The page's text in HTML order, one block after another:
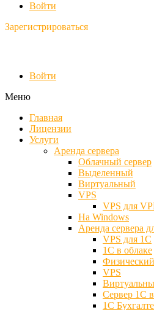
Войти
Зарегистрироваться
Войти
Меню
Главная
Лицензии
Услуги
Аренда сервера
Облачный сервер
Выделенный
Виртуальный
VPS
VPS для
На Windows
Аренда сервера
VPS для 1С
1С в облаке
Физический
VPS
Сервер 1С
1С